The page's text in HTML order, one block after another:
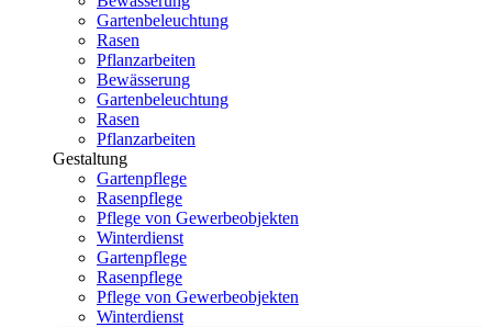
Gartenbeleuchtung
Rasen
Pflanzarbeiten
Bewässerung
Gartenbeleuchtung
Rasen
Pflanzarbeiten
Gestaltung
Gartenpflege
Rasenpflege
Pflege von Gewerbeobjekten
Winterdienst
Gartenpflege
Rasenpflege
Pflege von Gewerbeobjekten
Winterdienst